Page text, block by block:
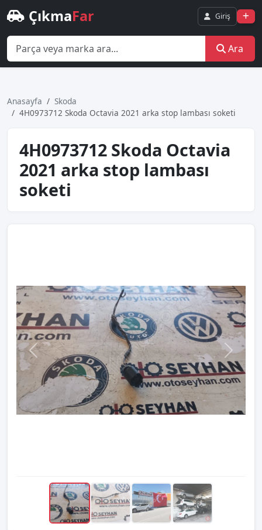
ÇıkmaFar Giriş
Ara
Anasayfa
Skoda
4H0973712 Skoda Octavia 2021 arka stop lambası soketi
4H0973712 Skoda Octavia
2021 arka stop lambası
soketi